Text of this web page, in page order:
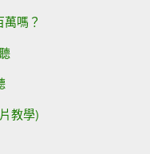
嗎？
教學)